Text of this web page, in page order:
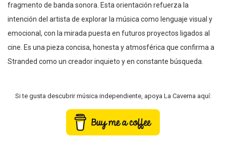
fragmento de banda sonora. Esta orientación refuerza la
intención del artista de explorar la música como lenguaje visual y
emocional, con la mirada puesta en futuros proyectos ligados al
cine. Es una pieza concisa, honesta y atmosférica que confirma a
Stranded como un creador inquieto y en constante búsqueda.
Si te gusta descubrir música independiente, apoya La Caverna aquí: